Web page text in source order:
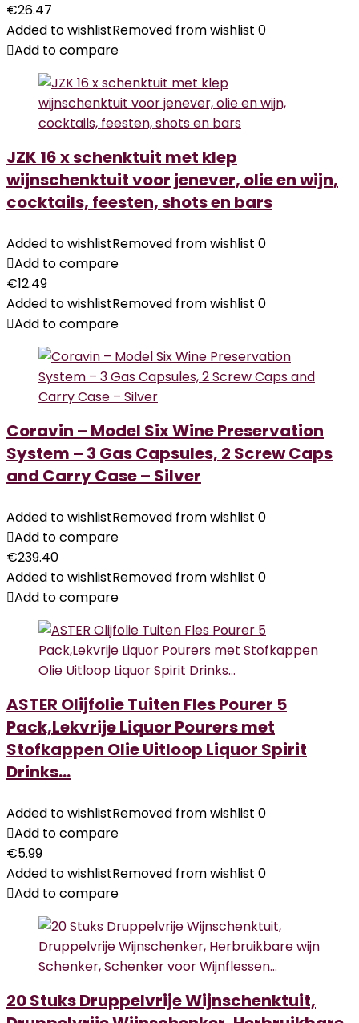
€26.47
Added to wishlistRemoved from wishlist 0
Add to compare
JZK 16 x schenktuit met klep
wijnschenktuit voor jenever, olie en wijn,
cocktails, feesten, shots en bars
Added to wishlistRemoved from wishlist 0
Add to compare
€12.49
Added to wishlistRemoved from wishlist 0
Add to compare
Coravin – Model Six Wine Preservation
System – 3 Gas Capsules, 2 Screw Caps
and Carry Case – Silver
Added to wishlistRemoved from wishlist 0
Add to compare
€239.40
Added to wishlistRemoved from wishlist 0
Add to compare
ASTER Olijfolie Tuiten Fles Pourer 5
Pack,Lekvrije Liquor Pourers met
Stofkappen Olie Uitloop Liquor Spirit
Drinks…
Added to wishlistRemoved from wishlist 0
Add to compare
€5.99
Added to wishlistRemoved from wishlist 0
Add to compare
20 Stuks Druppelvrije Wijnschenktuit,